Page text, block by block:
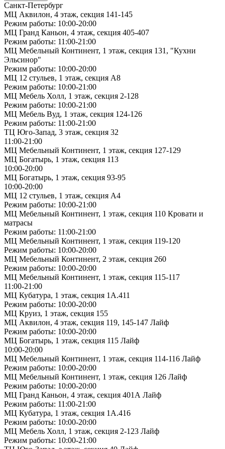
Санкт-Петербург
МЦ Аквилон, 4 этаж, секция 141-145
Режим работы: 10:00-20:00
МЦ Гранд Каньон, 4 этаж, секция 405-407
Режим работы: 11:00-21:00
МЦ Мебельный Континент, 1 этаж, секция 131, "Кухни
Эльсинор"
Режим работы: 10:00-20:00
МЦ 12 стульев, 1 этаж, секция А8
Режим работы: 10:00-21:00
МЦ Мебель Холл, 1 этаж, секция 2-128
Режим работы: 10:00-21:00
МЦ Мебель Вуд, 1 этаж, секция 124-126
Режим работы: 11:00-21:00
ТЦ Юго-Запад, 3 этаж, секция 32
11:00-21:00
МЦ Мебельный Континент, 1 этаж, секция 127-129
МЦ Богатырь, 1 этаж, секция 113
10:00-20:00
МЦ Богатырь, 1 этаж, секция 93-95
10:00-20:00
МЦ 12 стульев, 1 этаж, секция А4
Режим работы: 10:00-21:00
МЦ Мебельный Континент, 1 этаж, секция 110 Кровати и
матрасы
Режим работы: 11:00-21:00
МЦ Мебельный Континент, 1 этаж, секция 119-120
Режим работы: 10:00-20:00
МЦ Мебельный Континент, 2 этаж, секция 260
Режим работы: 10:00-20:00
МЦ Мебельный Континент, 1 этаж, секция 115-117
11:00-21:00
МЦ Кубатура, 1 этаж, секция 1А.411
Режим работы: 10:00-20:00
МЦ Круиз, 1 этаж, секция 155
МЦ Аквилон, 4 этаж, секция 119, 145-147 Лайф
Режим работы: 10:00-20:00
МЦ Богатырь, 1 этаж, секция 115 Лайф
10:00-20:00
МЦ Мебельный Континент, 1 этаж, секция 114-116 Лайф
Режим работы: 10:00-20:00
МЦ Мебельный Континент, 1 этаж, секция 126 Лайф
Режим работы: 10:00-20:00
МЦ Гранд Каньон, 4 этаж, секция 401А Лайф
Режим работы: 11:00-21:00
МЦ Кубатура, 1 этаж, секция 1А.416
Режим работы: 10:00-20:00
МЦ Мебель Холл, 1 этаж, секция 2-123 Лайф
Режим работы: 10:00-21:00